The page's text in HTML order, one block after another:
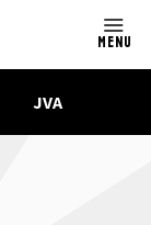
MENU
JVA